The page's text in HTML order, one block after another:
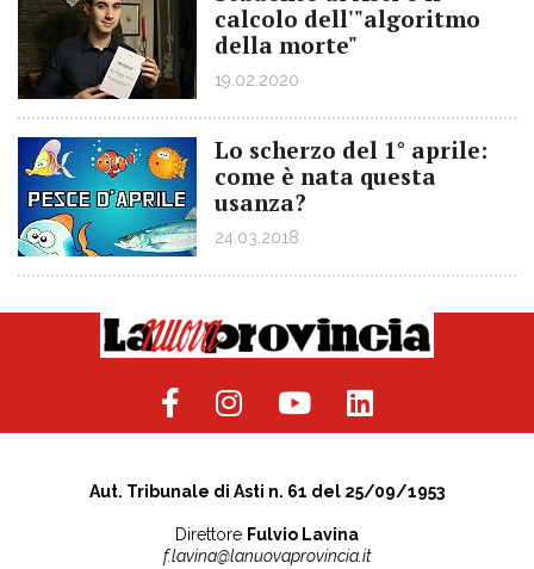
calcolo dell'"algoritmo
della morte"
19.02.2020
Lo scherzo del 1° aprile:
come è nata questa
usanza?
24.03.2018
Aut. Tribunale di Asti n. 61 del 25/09/1953
Direttore Fulvio Lavina
f.lavina@lanuovaprovincia.it